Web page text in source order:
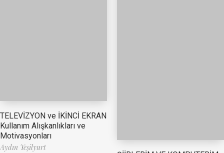
TELEVİZYON ve İKİNCİ EKRAN
Kullanım Alışkanlıkları ve
Motivasyonları
Aydın Yeşilyurt